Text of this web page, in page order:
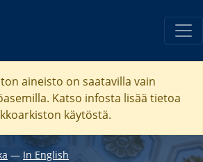
aineisto on saatavilla vain
Katso infosta lisää tietoa
käytöstä.
― In English